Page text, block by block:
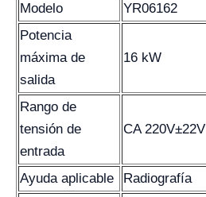
Modelo
YR06162
Potencia
máxima de
salida
16 kW
Rango de
tensión de
entrada
CA 220V±22V
Ayuda aplicable
Radiografía